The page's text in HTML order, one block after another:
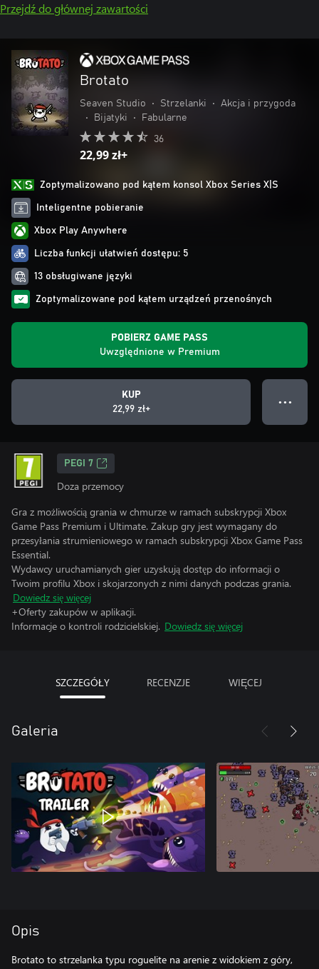
Przejdź do głównej zawartości
Brotato
Seaven Studio • Strzelanki •
Akcja i przygoda
•
Bijatyki • Fabularne
36
22,99 zł+
Zoptymalizowano pod kątem konsol Xbox Series X|S
Inteligentne pobieranie
Xbox Play Anywhere
Liczba funkcji ułatwień dostępu: 5
13 obsługiwane języki
Zoptymalizowane pod kątem urządzeń przenośnych
POBIERZ GAME PASS
Uwzględnione w Premium
KUP
22,99 zł+
● ● ●
PEGI 7
Doza przemocy
Gra z możliwością grania w chmurze w ramach subskrypcji Xbox
Game Pass Premium i Ultimate. Zakup gry jest wymagany do
przesyłania strumieniowego w ramach subskrypcji Xbox Game Pass
Essential.
Wydawcy uruchamianych gier uzyskują dostęp do informacji o
Twoim profilu Xbox i skojarzonych z nimi danych podczas grania.
Dowiedz się więcej
+Oferty zakupów w aplikacji.
Informacje o kontroli rodzicielskiej. Dowiedz się więcej
SZCZEGÓŁY RECENZJE WIĘCEJ
Galeria
Opis
Brotato to strzelanka typu roguelite na arenie z widokiem z góry,